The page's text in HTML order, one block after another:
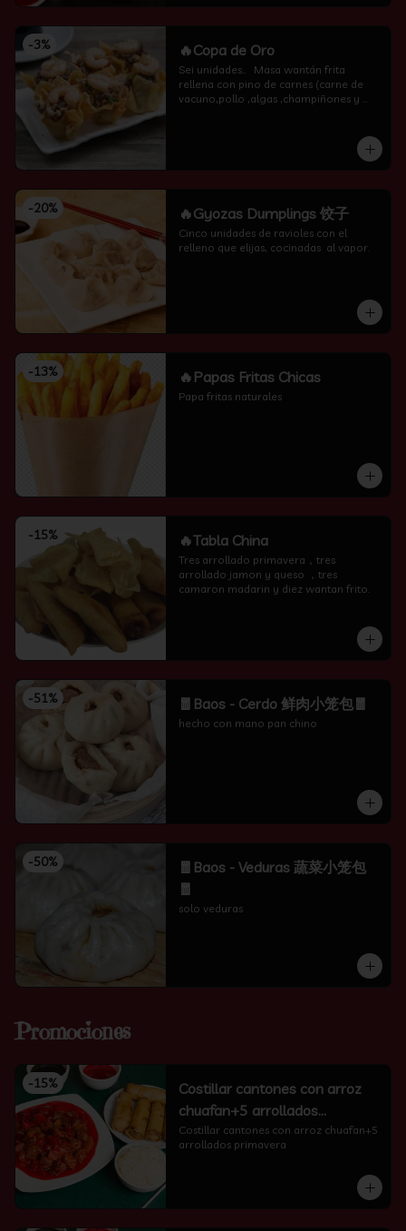
-3% 🔥Copa de Oro
Sei unidades..   Masa wantán frita
rellena con pino de carnes (carne de
vacuno,pollo ,algas ,champiñones y
-20% 🔥Gyozas Dumplings 饺子
Cinco unidades de ravioles con el
relleno que elijas, cocinadas  al vapor.
-13% 🔥Papas Fritas Chicas
Papa fritas naturales
-15% 🔥Tabla China
Tres arrollado primavera，tres
arrollado jamon y queso ，tres
camaron madarin y diez wantan frito.
-51% 🧧Baos - Cerdo 鲜肉小笼包🧧
hecho con mano pan chino
-50%
🧧Baos - Veduras 蔬菜小笼包
solo veduras
Promociones
-15%
Costillar cantones con arroz
chuafan+5 arrollados
primavera
Costillar cantones con arroz chuafan+5
arrollados primavera